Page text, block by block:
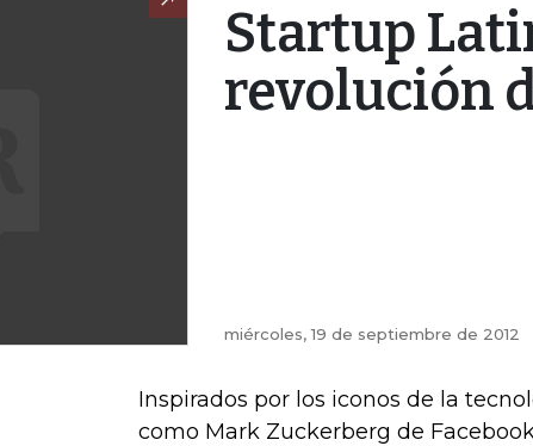
Startup
revolución
miércoles, 19 de septiembre de 2012
Inspirados por los iconos de la
como Mark Zuckerberg de